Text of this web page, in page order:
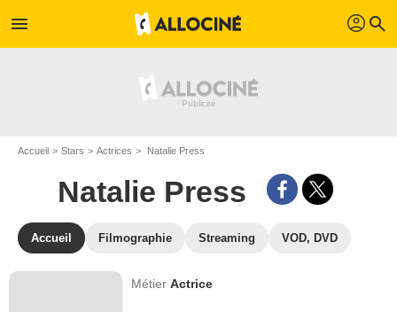
menu profil search
Accueil Stars Actrices Natalie Press
Natalie Press
Accueil Filmographie Streaming VOD, DVD
MétierActrice